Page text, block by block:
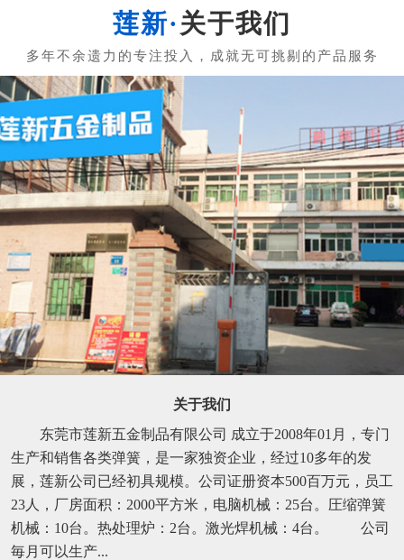
关于我们
关于我们
东莞市莲新五金制品有限公司 成立于2008年01月，专门
生产和销售各类弹簧，是一家独资企业，经过10多年的发
展，莲新公司已经初具规模。公司证册资本500百万元，员工
23人，厂房面积：2000平方米，电脑机械：25台。圧缩弹簧
机械：10台。热处理炉：2台。激光焊机械：4台。 公司
毎月可以生产...